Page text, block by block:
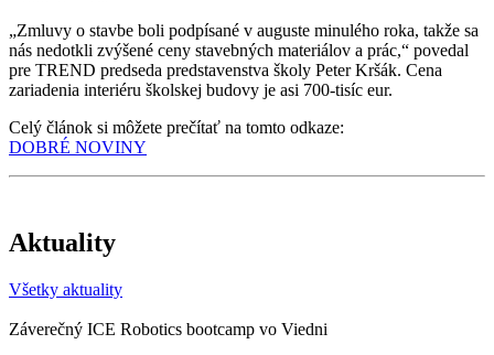
„Zmluvy o stavbe boli podpísané v auguste minulého roka, takže sa
nás nedotkli zvýšené ceny stavebných materiálov a prác,“ povedal
pre TREND predseda predstavenstva školy Peter Kršák. Cena
zariadenia interiéru školskej budovy je asi 700-tisíc eur.
Celý článok si môžete prečítať na tomto odkaze:
DOBRÉ NOVINY
Aktuality
Všetky aktuality
Záverečný ICE Robotics bootcamp vo Viedni